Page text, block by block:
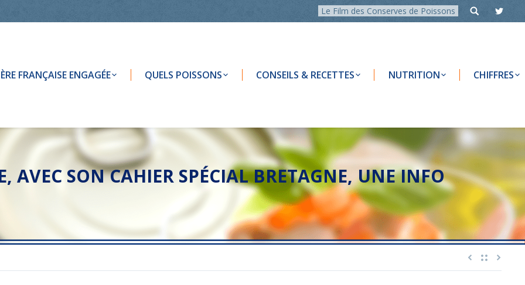
Le Film des Conserves de Poissons
FRANÇAISE ENGAGÉE QUELS POISSONS CONSEILS & RECETTES NUTRITION CHIFFRES
AVEC SON CAHIER SPÉCIAL BRETAGNE, UNE INFO